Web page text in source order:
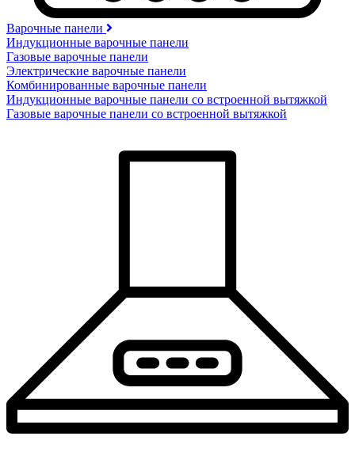
Варочные панели
Индукционные варочные панели
Газовые варочные панели
Электрические варочные панели
Комбинированные варочные панели
Индукционные варочные панели со встроенной вытяжкой
Газовые варочные панели со встроенной вытяжкой